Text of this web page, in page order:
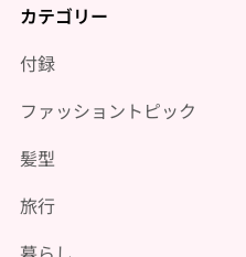
カテゴリー
付録
ファッショントピック
髪型
旅行